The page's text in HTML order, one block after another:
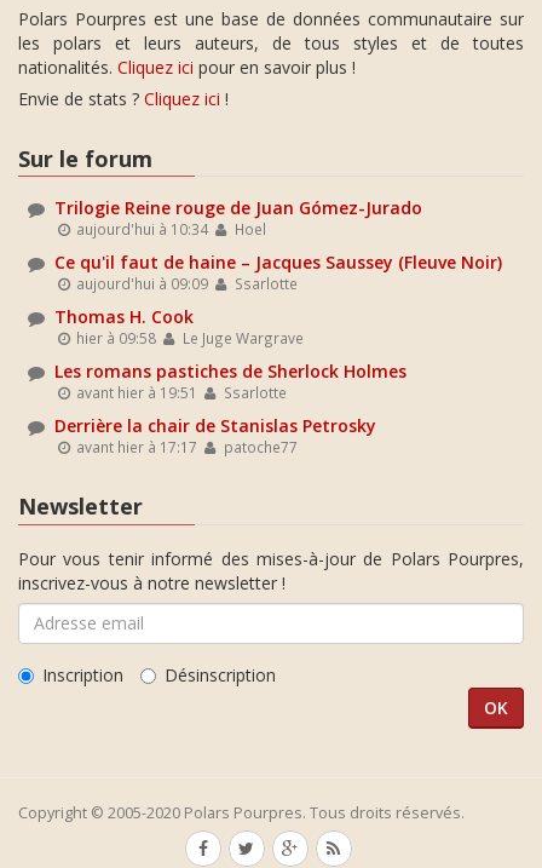
Polars Pourpres est une base de données communautaire sur
les polars et leurs auteurs, de tous styles et de toutes
nationalités. Cliquez ici pour en savoir plus !
Envie de stats ? Cliquez ici !
Sur le forum
Trilogie Reine rouge de Juan Gómez-Jurado
aujourd'hui à 10:34 Hoel
Ce qu'il faut de haine – Jacques Saussey (Fleuve Noir)
aujourd'hui à 09:09 Ssarlotte
Thomas H. Cook
hier à 09:58 Le Juge Wargrave
Les romans pastiches de Sherlock Holmes
avant hier à 19:51 Ssarlotte
Derrière la chair de Stanislas Petrosky
avant hier à 17:17 patoche77
Newsletter
Pour vous tenir informé des mises-à-jour de Polars Pourpres,
inscrivez-vous à notre newsletter !
Inscription Désinscription
Copyright © 2005-2020 Polars Pourpres. Tous droits réservés.